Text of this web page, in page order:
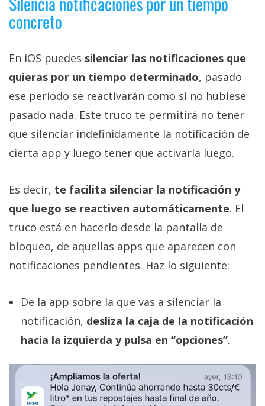
concreto
En iOS puedes silenciar las notificaciones que
quieras por un tiempo determinado, pasado
ese período se reactivarán como si no hubiese
pasado nada. Este truco te permitirá no tener
que silenciar indefinidamente la notificación de
cierta app y luego tener que activarla luego.
Es decir, te facilita silenciar la notificación y
que luego se reactiven automáticamente. El
truco está en hacerlo desde la pantalla de
bloqueo, de aquellas apps que aparecen con
notificaciones pendientes. Haz lo siguiente:
De la app sobre la que vas a silenciar la
notificación, desliza la caja de la notificación
hacia la izquierda y pulsa en “opciones”.